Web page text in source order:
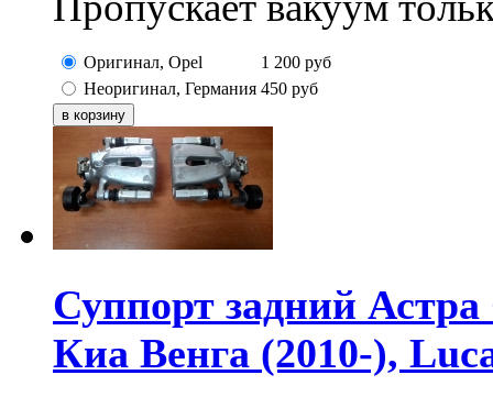
Оригинал, Opel 1 200 руб
Неоригинал, Германия 450 руб
Суппорт задний
Киа Венга (2010-),